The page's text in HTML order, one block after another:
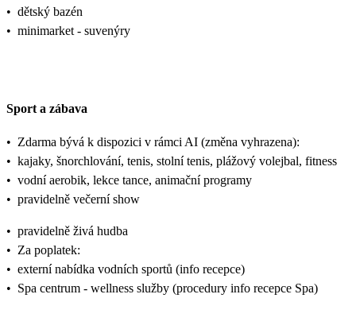
• dětský bazén
• minimarket - suvenýry
Sport a zábava
• Zdarma bývá k dispozici v rámci AI (změna vyhrazena):
• kajaky, šnorchlování, tenis, stolní tenis, plážový volejbal, fitness
• vodní aerobik, lekce tance, animační programy
• pravidelně večerní show
• pravidelně živá hudba
• Za poplatek:
• externí nabídka vodních sportů (info recepce)
• Spa centrum - wellness služby (procedury info recepce Spa)